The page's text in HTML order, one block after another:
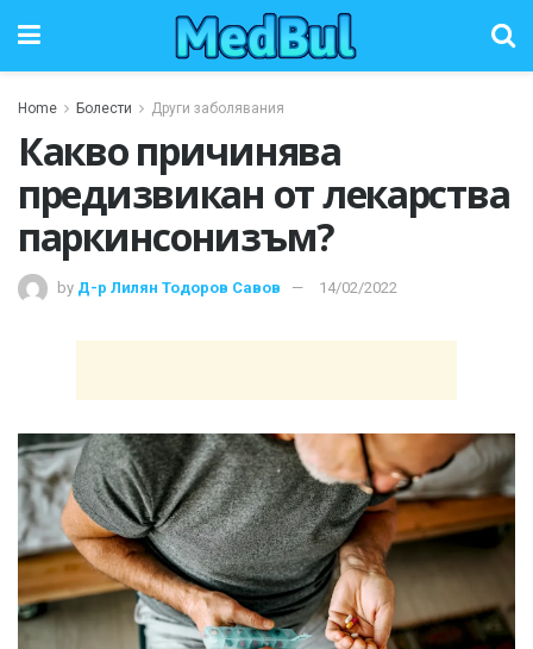
Home Болести Други заболявания
Какво причинява
предизвикан от лекарства
паркинсонизъм?
by Д-р Лилян Тодоров Савов 14/02/2022